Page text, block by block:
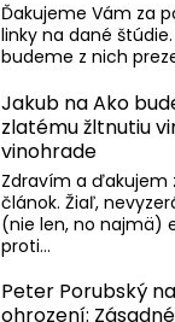
Ďakujeme Vám za
linky na dané
budeme z nich
Jakub naAko
zlatému žltnutiu
vinohrade
Zdravím a ďakujem
článok. Žiaľ,
(nie len, no najmä)
proti…
Peter Porubský na
ohrození: